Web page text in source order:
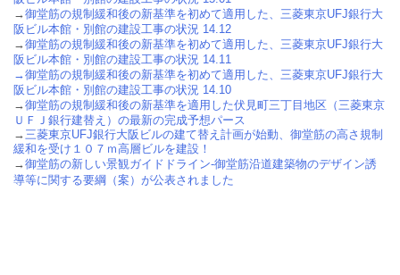
→御堂筋の規制緩和後の新基準を初めて適用した、三菱東京UFJ銀行大
阪ビル本館・別館の建設工事の状況 14.12
→御堂筋の規制緩和後の新基準を初めて適用した、三菱東京UFJ銀行大
阪ビル本館・別館の建設工事の状況 14.11
→御堂筋の規制緩和後の新基準を初めて適用した、三菱東京UFJ銀行大
阪ビル本館・別館の建設工事の状況 14.10
→御堂筋の規制緩和後の新基準を適用した伏見町三丁目地区（三菱東京
ＵＦＪ銀行建替え）の最新の完成予想パース
→ 三菱東京UFJ銀行大阪ビルの建て替え計画が始動、御堂筋の高さ規制
緩和を受け１０７ｍ高層ビルを建設！
→御堂筋の新しい景観ガイドドライン-御堂筋沿道建築物のデザイン誘
導等に関する要綱（案）が公表されました